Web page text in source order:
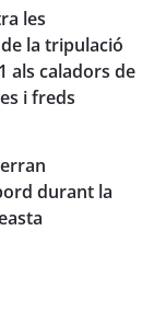
les
la tripulació
als caladors de
i freds
durant la